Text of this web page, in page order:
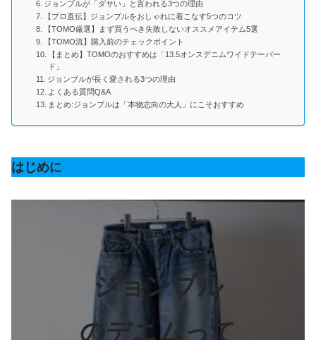
ジョンブルが「ダサい」と言われる3つの理由
【プロ直伝】ジョンブルをおしゃれに着こなす5つのコツ
【TOMO厳選】まず買うべき失敗しないオススメアイテム5選
【TOMO流】購入前のチェックポイント
【まとめ】TOMOのおすすめは「13.5オンスデニムワイドテーパー
ド」
ジョンブルが長く愛される3つの理由
よくある質問Q&A
まとめ:ジョンブルは「本物志向の大人」にこそおすすめ
はじめに
ジョンブル
のデニムって